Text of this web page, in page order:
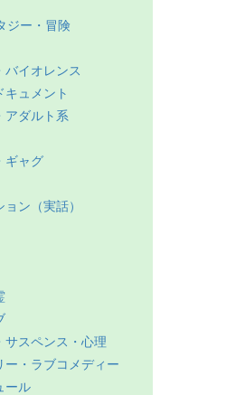
ジー・冒険
バイオレンス
キュメント
アダルト系
ギャグ
ン（実話）
サスペンス・心理
ー・ラブコメディー
ール